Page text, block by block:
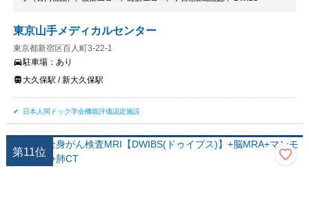
東京山手メディカルセンター
東京都新宿区百人町3-22-1
駐車場： あり
大久保駅 / 新大久保駅
日本人間ドック学会機能評価認定施設
第11位